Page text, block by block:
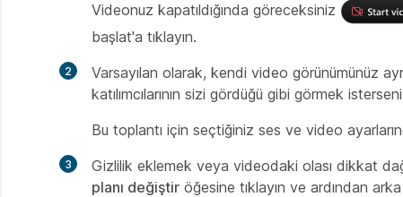
Videonuz kapatıldığında göreceksiniz
başlat'a tıklayın.
Varsayılan olarak, kendi video görünümünüz
katılımcılarının sizi gördüğü gibi görmek
Bu toplantı için seçtiğiniz ses ve video
Gizlilik eklemek veya videodaki olası dikkat
planı değiştir öğesine tıklayın ve ardından